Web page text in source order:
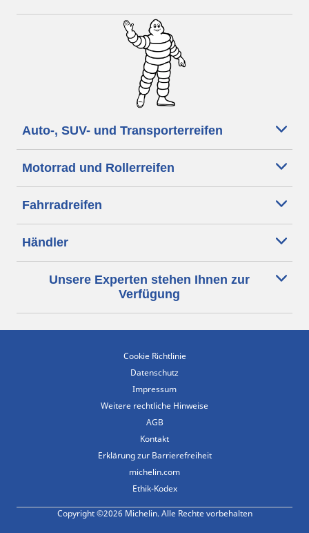
Auto-, SUV- und Transporterreifen
Motorrad und Rollerreifen
Fahrradreifen
Händler
Unsere Experten stehen Ihnen zur
Verfügung
Cookie Richtlinie
Datenschutz
Impressum
Weitere rechtliche Hinweise
AGB
Kontakt
Erklärung zur Barrierefreiheit
michelin.com
Ethik-Kodex
Copyright ©2026 Michelin. Alle Rechte vorbehalten